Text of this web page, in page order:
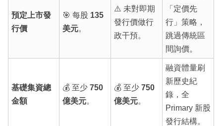
預定上市發
行價
🎯 每股 135
美元。
⚠️ 未對即期
發行價做行
政干預。
「定價先
行」策略，
跳過傳統區
間詢價。
基礎集資總
金額
💰 至少 750
億美元。
💰 至少 750
億美元。
融資體量刷
新歷史紀
錄，全
Primary 新股
發行結構。